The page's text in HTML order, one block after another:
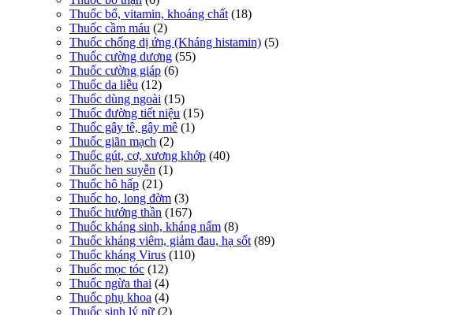
Thuốc bổ, vitamin, khoáng chất (18)
Thuốc cầm máu (2)
Thuốc chống dị ứng (Kháng histamin) (5)
Thuốc cường dương (55)
Thuốc cường giáp (6)
Thuốc da liễu (12)
Thuốc dùng ngoài (15)
Thuốc đường tiết niệu (15)
Thuốc gây tê, gây mê (1)
Thuốc giãn mạch (2)
Thuốc gút, cơ, xương khớp (40)
Thuốc hen suyễn (1)
Thuốc hô hấp (21)
Thuốc ho, long đờm (3)
Thuốc hướng thần (167)
Thuốc kháng sinh, kháng nấm (8)
Thuốc kháng viêm, giảm đau, hạ sốt (89)
Thuốc kháng Virus (110)
Thuốc mọc tóc (12)
Thuốc ngừa thai (4)
Thuốc phụ khoa (4)
Thuốc sinh lý nữ (2)